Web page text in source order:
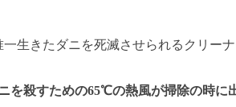
生きたダニを死滅させられるクリーナ
を殺すための65℃の熱風が掃除の時に